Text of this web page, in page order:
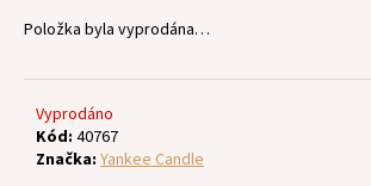
Položka byla vyprodána…
Vyprodáno
Kód: 40767
Značka: Yankee Candle
u
u
m